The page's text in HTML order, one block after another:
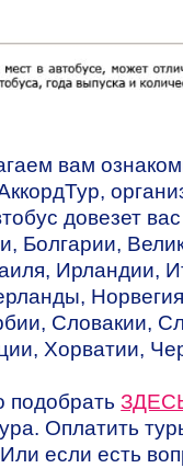
вам
довезет
Болгарии,
Ирландии,
Словакии,
Хорватии,
подобрать
Оплатить
если есть